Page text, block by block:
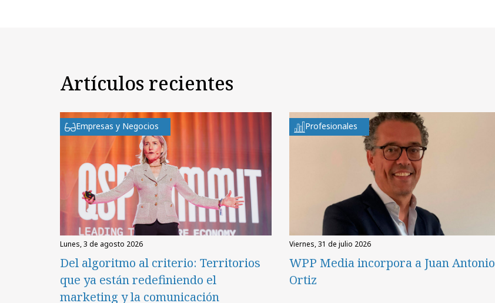
Artículos recientes
Empresas y Negocios
lunes, 3 de agosto 2026
Del algoritmo al criterio: Territorios
que ya están redefiniendo el
marketing y la comunicación
Profesionales
viernes, 31 de julio 2026
WPP Media incorpora a Juan Antonio
Ortiz